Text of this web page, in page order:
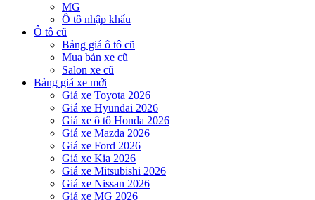
MG
Ô tô nhập khẩu
Ô tô cũ
Bảng giá ô tô cũ
Mua bán xe cũ
Salon xe cũ
Bảng giá xe mới
Giá xe Toyota 2026
Giá xe Hyundai 2026
Giá xe ô tô Honda 2026
Giá xe Mazda 2026
Giá xe Ford 2026
Giá xe Kia 2026
Giá xe Mitsubishi 2026
Giá xe Nissan 2026
Giá xe MG 2026